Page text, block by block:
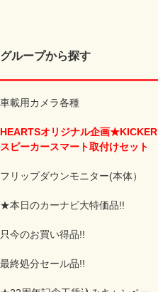
グループから探す
車載用カメラ各種
HEARTSオリジナル企画★KICKER
スピーカースマート取付けセット
フリップダウンモニター(本体）
★本日のカーナビ大特価品!!
只今のお買い得品!!
最終処分セール品!!